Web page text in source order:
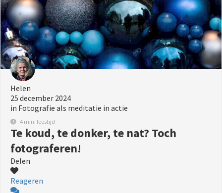
Helen
25 december 2024
in Fotografie als meditatie in actie
4 min. leestijd
Te koud, te donker, te nat? Toch
fotograferen!
Delen
Reageren